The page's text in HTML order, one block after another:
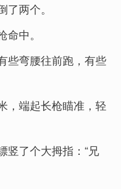
两个。
中。
些弯腰往前跑，有些
，端起长枪瞄准，轻
竖了个大拇指：“兄